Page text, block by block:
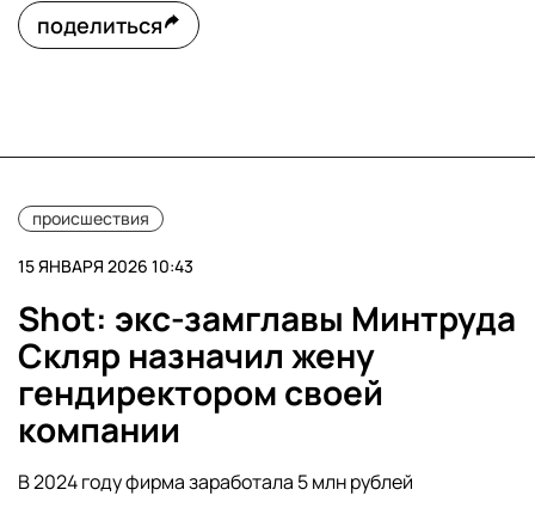
поделиться
происшествия
15 ЯНВАРЯ 2026 10:43
Shot: экс-замглавы Минтруда
Скляр назначил жену
гендиректором своей
компании
В 2024 году фирма заработала 5 млн рублей